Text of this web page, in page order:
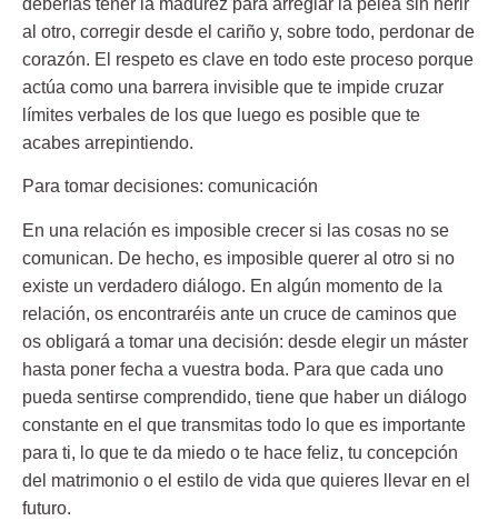
al otro, corregir desde el cariño y, sobre todo, perdonar de
corazón. El respeto es clave en todo este proceso porque
actúa como una barrera invisible que te impide cruzar
límites verbales de los que luego es posible que te
acabes arrepintiendo.
Para tomar decisiones: comunicación
En una relación es imposible crecer si las cosas no se
comunican. De hecho, es imposible querer al otro si no
existe un verdadero diálogo. En algún momento de la
relación, os encontraréis ante un cruce de caminos que
os obligará a tomar una decisión: desde elegir un máster
hasta poner fecha a vuestra boda. Para que cada uno
pueda sentirse comprendido, tiene que haber un diálogo
constante en el que transmitas todo lo que es importante
para ti, lo que te da miedo o te hace feliz, tu concepción
del matrimonio o el estilo de vida que quieres llevar en el
futuro.